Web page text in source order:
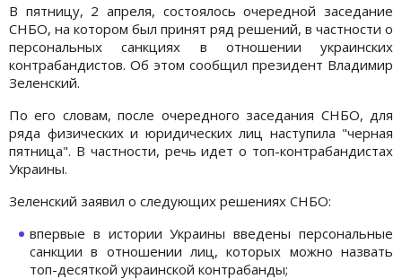
В пятницу, 2 апреля, состоялось очередной заседание
СНБО, на котором был принят ряд решений, в частности о
персональных санкциях в отношении украинских
контрабандистов. Об этом сообщил президент Владимир
Зеленский.
По его словам, после очередного заседания СНБО, для
ряда физических и юридических лиц наступила "черная
пятница". В частности, речь идет о топ-контрабандистах
Украины.
Зеленский заявил о следующих решениях СНБО:
впервые в истории Украины введены персональные
санкции в отношении лиц, которых можно назвать
топ-десяткой украинской контрабанды;